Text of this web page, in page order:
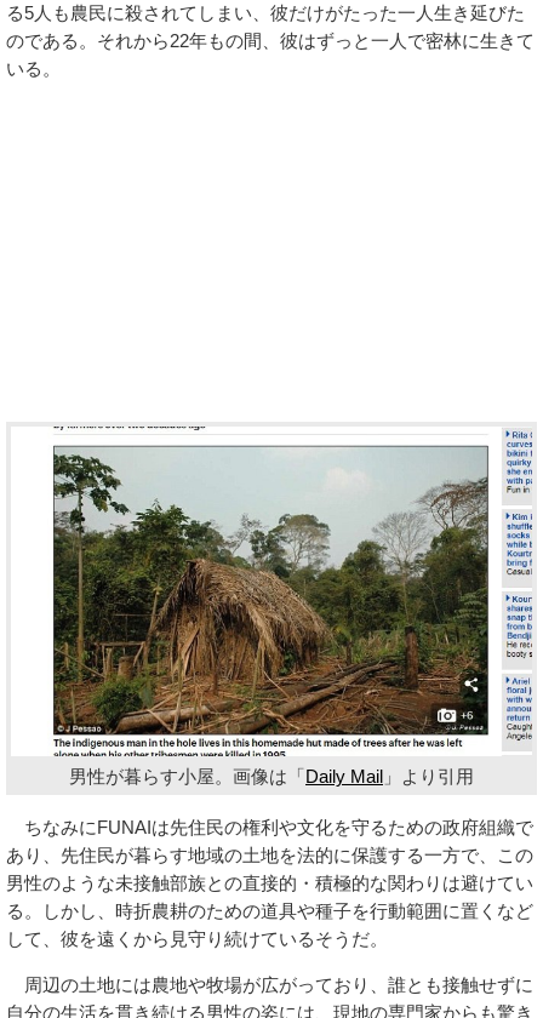
る5人も農民に殺されてしまい、彼だけがたった一人生き延びた
のである。それから22年もの間、彼はずっと一人で密林に生きて
いる。
男性が暮らす小屋。画像は「Daily Mail 」より引用
ちなみにFUNAIは先住民の権利や文化を守るための政府組織で
あり、先住民が暮らす地域の土地を法的に保護する一方で、この
男性のような未接触部族との直接的・積極的な関わりは避けてい
る。しかし、時折農耕のための道具や種子を行動範囲に置くなど
して、彼を遠くから見守り続けているそうだ。
周辺の土地には農地や牧場が広がっており、誰とも接触せずに
自分の生活を貫き続ける男性の姿には、現地の専門家からも驚き